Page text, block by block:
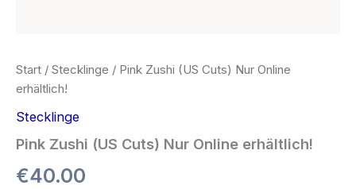
Start / Stecklinge / Pink Zushi (US Cuts) Nur Online
erhältlich!
Stecklinge
Pink Zushi (US Cuts) Nur Online erhältlich!
€40.00